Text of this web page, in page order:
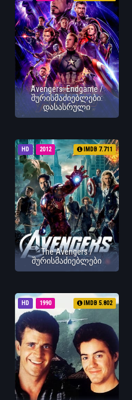
Avengers: Endgame /
შურისმაძიებლები:
დასასრული
HD 2012 IMDB 7.711
The Avengers /
შურისმაძიებლები
HD 1990 IMDB 5.802